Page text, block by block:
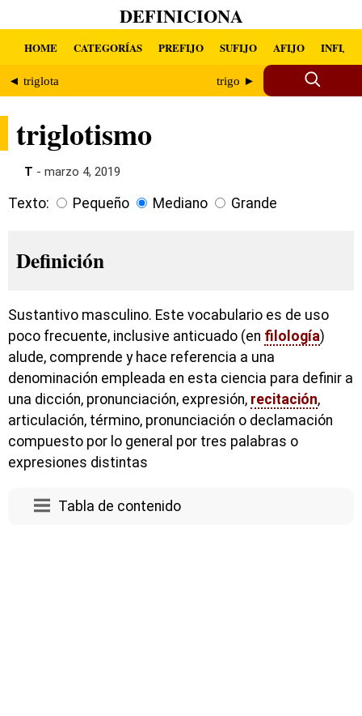
DEFINICIONA
HOME CATEGORÍAS PREFIJO SUFIJO AFIJO INFIJO
◄ triglota trigo ►
triglotismo
T - marzo 4, 2019
Texto: Pequeño Mediano Grande
Definición
Sustantivo masculino. Este vocabulario es de uso
poco frecuente, inclusive anticuado (en filología)
alude, comprende y hace referencia a una
denominación empleada en esta ciencia para definir a
una dicción, pronunciación, expresión, recitación,
articulación, término, pronunciación o declamación
compuesto por lo general por tres palabras o
expresiones distintas
Tabla de contenido